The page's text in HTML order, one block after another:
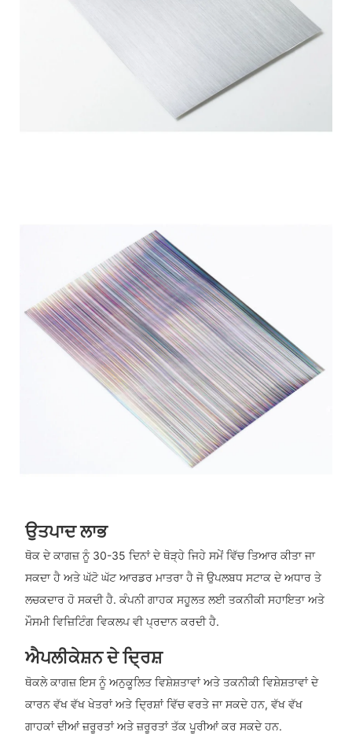
ਉਤਪਾਦ ਲਾਭ
ਥੋਕ ਦੇ ਕਾਗਜ਼ ਨੂੰ 30-35 ਦਿਨਾਂ ਦੇ ਥੋੜ੍ਹੇ ਜਿਹੇ ਸਮੇਂ ਵਿੱਚ ਤਿਆਰ ਕੀਤਾ ਜਾ
ਸਕਦਾ ਹੈ ਅਤੇ ਘੱਟੋ ਘੱਟ ਆਰਡਰ ਮਾਤਰਾ ਹੈ ਜੋ ਉਪਲਬਧ ਸਟਾਕ ਦੇ ਅਧਾਰ ਤੇ
ਲਚਕਦਾਰ ਹੋ ਸਕਦੀ ਹੈ. ਕੰਪਨੀ ਗਾਹਕ ਸਹੂਲਤ ਲਈ ਤਕਨੀਕੀ ਸਹਾਇਤਾ ਅਤੇ
ਮੌਸਮੀ ਵਿਜ਼ਿਟਿੰਗ ਵਿਕਲਪ ਵੀ ਪ੍ਰਦਾਨ ਕਰਦੀ ਹੈ.
ਐਪਲੀਕੇਸ਼ਨ ਦੇ ਦ੍ਰਿਸ਼
ਥੋਕਲੇ ਕਾਗਜ਼ ਇਸ ਨੂੰ ਅਨੁਕੂਲਿਤ ਵਿਸ਼ੇਸ਼ਤਾਵਾਂ ਅਤੇ ਤਕਨੀਕੀ ਵਿਸ਼ੇਸ਼ਤਾਵਾਂ ਦੇ
ਕਾਰਨ ਵੱਖ ਵੱਖ ਖੇਤਰਾਂ ਅਤੇ ਦ੍ਰਿਸ਼ਾਂ ਵਿੱਚ ਵਰਤੇ ਜਾ ਸਕਦੇ ਹਨ, ਵੱਖ ਵੱਖ
ਗਾਹਕਾਂ ਦੀਆਂ ਜ਼ਰੂਰਤਾਂ ਅਤੇ ਜ਼ਰੂਰਤਾਂ ਤੱਕ ਪੂਰੀਆਂ ਕਰ ਸਕਦੇ ਹਨ.